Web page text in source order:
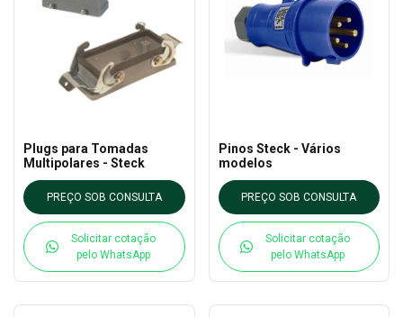
Plugs para Tomadas
Multipolares - Steck
PREÇO SOB CONSULTA
Solicitar cotação
pelo WhatsApp
Pinos Steck - Vários
modelos
PREÇO SOB CONSULTA
Solicitar cotação
pelo WhatsApp